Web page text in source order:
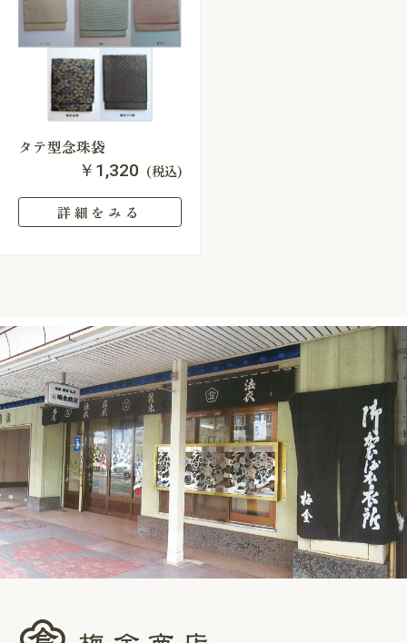
タテ型念珠袋
￥1,320 (税込)
詳細をみる